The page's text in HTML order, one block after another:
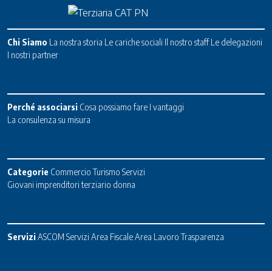
Chi Siamo La nostra storia Le cariche sociali Il nostro staff Le delegazioni
I nostri partner
Perché associarsi Cosa possiamo fare I vantaggi
La consulenza su misura
Categorie Commercio Turismo Servizi
Giovani imprenditori terziario donna
ServiziASCOM Servizi Area FiscaleArea Lavoro Trasparenza